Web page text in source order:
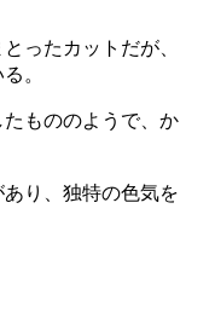
ったカットだが、
。
もののようで、か
り、独特の色気を